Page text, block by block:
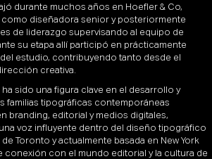
durante muchos años en Hoefler & Co,
diseñadora senior y posteriormente
de liderazgo supervisando al equipo de
su etapa allí participó en prácticamente
estudio, contribuyendo tanto desde el
creativa.
sido una figura clave en el desarrollo y
familias tipográficas contemporáneas
branding, editorial y medios digitales,
voz influyente dentro del diseño tipográfico
Toronto y actualmente basada en New York
conexión con el mundo editorial y la cultura de